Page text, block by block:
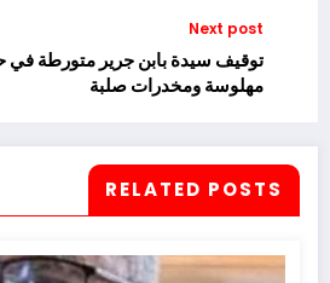
Next post
توقيف سيدة بابن جرير متورطة في
مهلوسة ومخدرات صلبة
RELATED POSTS